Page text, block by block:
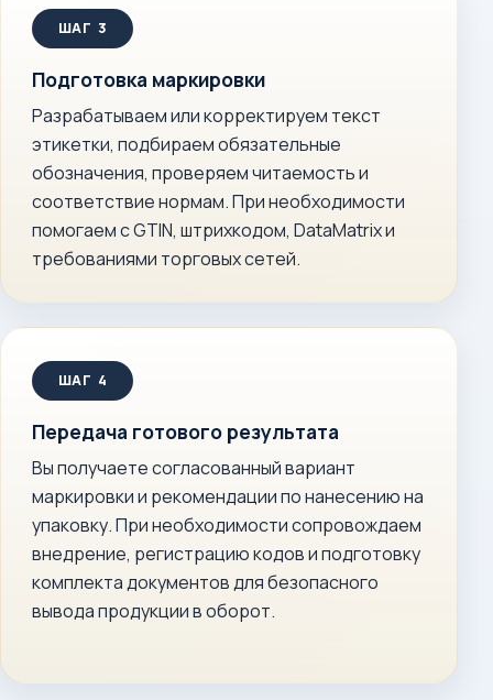
Подготовка маркировки
Разрабатываем или корректируем текст
этикетки, подбираем обязательные
обозначения, проверяем читаемость и
соответствие нормам. При необходимости
помогаем с GTIN, штрихкодом, DataMatrix и
требованиями торговых сетей.
Передача готового результата
Вы получаете согласованный вариант
маркировки и рекомендации по нанесению на
упаковку. При необходимости сопровождаем
внедрение, регистрацию кодов и подготовку
комплекта документов для безопасного
вывода продукции в оборот.